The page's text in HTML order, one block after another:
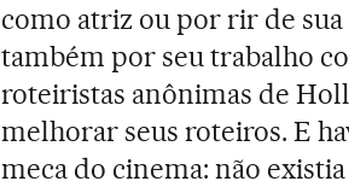
como atriz ou por rir de sua
também por seu trabalho
roteiristas anônimas de
melhorar seus roteiros. E
meca do cinema: não